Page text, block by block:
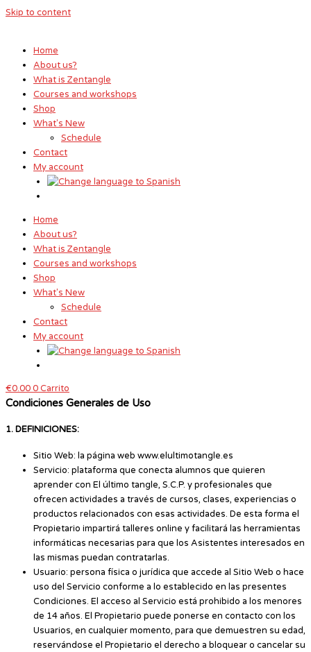
Skip to content
Home
About us?
What is Zentangle
Courses and workshops
Shop
What's New
Schedule
Contact
My account
Home
About us?
What is Zentangle
Courses and workshops
Shop
What's New
Schedule
Contact
My account
€0.000Carrito
Condiciones Generales de Uso
1. DEFINICIONES:
Sitio Web: la página web www.elultimotangle.es
Servicio: plataforma que conecta alumnos que quieren
aprender con El último tangle, S.C.P. y profesionales que
ofrecen actividades a través de cursos, clases, experiencias o
productos relacionados con esas actividades. De esta forma el
Propietario impartirá talleres online y facilitará las herramientas
informáticas necesarias para que los Asistentes interesados en
las mismas puedan contratarlas.
Usuario: persona física o jurídica que accede al Sitio Web o hace
uso del Servicio conforme a lo establecido en las presentes
Condiciones. El acceso al Servicio está prohibido a los menores
de 14 años. El Propietario puede ponerse en contacto con los
Usuarios, en cualquier momento, para que demuestren su edad,
reservándose el Propietario el derecho a bloquear o cancelar su